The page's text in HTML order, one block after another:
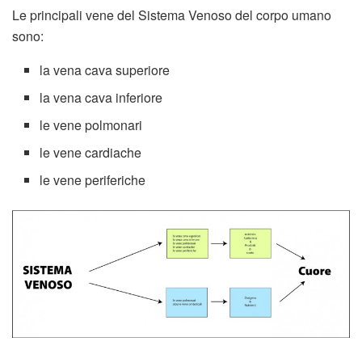
Le principali vene del Sistema Venoso del corpo umano
sono:
la vena cava superiore
la vena cava inferiore
le vene polmonari
le vene cardiache
le vene periferiche